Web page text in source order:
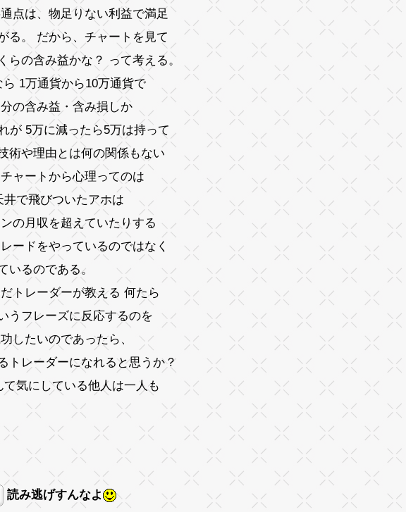
点は、物足りない利益で満足
る。 だから、チャートを見て
らの含み益かな？ って考える。
1万通貨から10万通貨で
の含み益・含み損しか
が 5万に減ったら5万は持って
術や理由とは何の関係もない
ャートから心理ってのは
で飛びついたアホは
の月収を超えていたりする
ードをやっているのではなく
いるのである。
トレーダーが教える 何たら
うフレーズに反応するのを
したいのであったら、
トレーダーになれると思うか？
気にしている他人は一人も
読み逃げすんなよ